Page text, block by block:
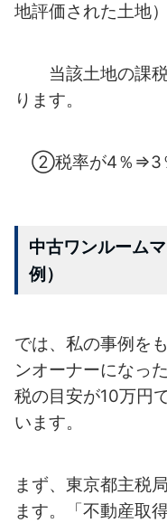
地評価された土地
当該土地の課税
ります。
②税率が4％⇒3％
中古ワンルーム
例）
では、私の事例を
ンオーナーになっ
税の目安が10万円
います。
まず、東京都主税
ます。「不動産取